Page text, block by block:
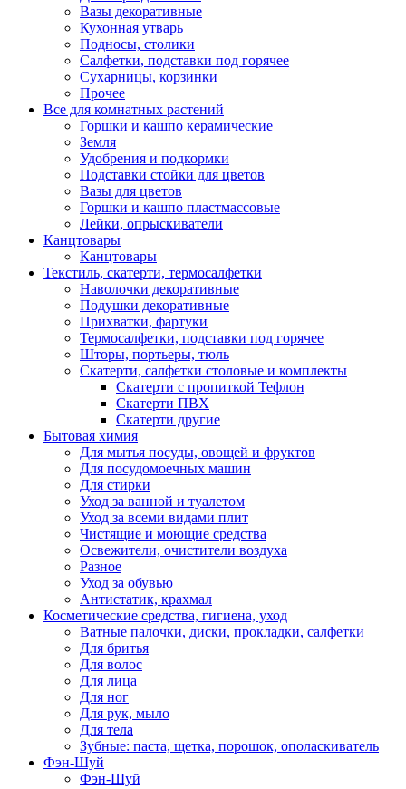
Вазы декоративные
Кухонная утварь
Подносы, столики
Салфетки, подставки под горячее
Сухарницы, корзинки
Прочее
Все для комнатных растений
Горшки и кашпо керамические
Земля
Удобрения и подкормки
Подставки стойки для цветов
Вазы для цветов
Горшки и кашпо пластмассовые
Лейки, опрыскиватели
Канцтовары
Канцтовары
Текстиль, скатерти, термосалфетки
Наволочки декоративные
Подушки декоративные
Прихватки, фартуки
Термосалфетки, подставки под горячее
Шторы, портьеры, тюль
Скатерти, салфетки столовые и комплекты
Скатерти с пропиткой Тефлон
Скатерти ПВХ
Скатерти другие
Бытовая химия
Для мытья посуды, овощей и фруктов
Для посудомоечных машин
Для стирки
Уход за ванной и туалетом
Уход за всеми видами плит
Чистящие и моющие средства
Освежители, очистители воздуха
Разное
Уход за обувью
Антистатик, крахмал
Косметические средства, гигиена, уход
Ватные палочки, диски, прокладки, салфетки
Для бритья
Для волос
Для лица
Для ног
Для рук, мыло
Для тела
Зубные: паста, щетка, порошок, ополаскиватель
Фэн-Шуй
Фэн-Шуй